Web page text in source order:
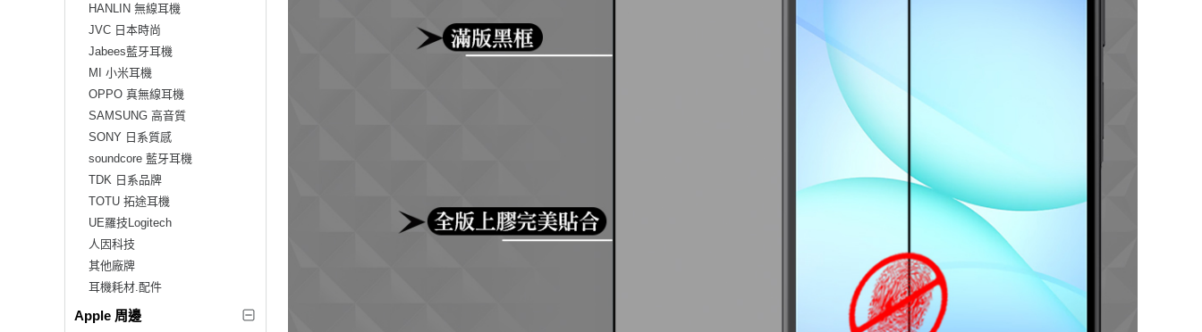
HANLIN 無線耳機
JVC 日本時尚
Jabees藍牙耳機
MI 小米耳機
OPPO 真無線耳機
SAMSUNG 高音質
SONY 日系質感
soundcore 藍牙耳機
TDK 日系品牌
TOTU 拓途耳機
UE羅技Logitech
人因科技
其他廠牌
耳機耗材.配件
Apple 周邊